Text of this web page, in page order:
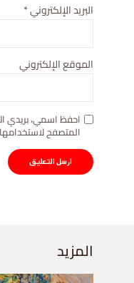
البريد الإلكتروني*
الموقع الإلكتروني
احفظ اسمي، بريدي
المتصفح
المزيد